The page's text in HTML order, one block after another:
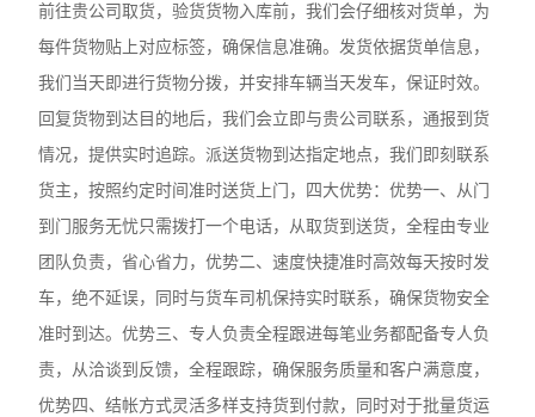
前往贵公司取货，验货货物入库前，我们会仔细核对货单，为
每件货物贴上对应标签，确保信息准确。发货依据货单信息，
我们当天即进行货物分拨，并安排车辆当天发车，保证时效。
回复货物到达目的地后，我们会立即与贵公司联系，通报到货
情况，提供实时追踪。派送货物到达指定地点，我们即刻联系
货主，按照约定时间准时送货上门，四大优势：优势一、从门
到门服务无忧只需拨打一个电话，从取货到送货，全程由专业
团队负责，省心省力，优势二、速度快捷准时高效每天按时发
车，绝不延误，同时与货车司机保持实时联系，确保货物安全
准时到达。优势三、专人负责全程跟进每笔业务都配备专人负
责，从洽谈到反馈，全程跟踪，确保服务质量和客户满意度，
优势四、结帐方式灵活多样支持货到付款，同时对于批量货运